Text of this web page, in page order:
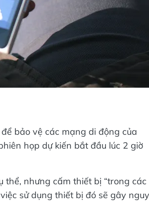
bảo vệ các mạng di động của
họp dự kiến bắt đầu lúc 2 giờ
thể, nhưng cấm thiết bị “trong các
sử dụng thiết bị đó sẽ gây nguy